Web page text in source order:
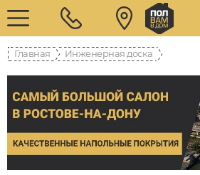
Главная Инженерная доска